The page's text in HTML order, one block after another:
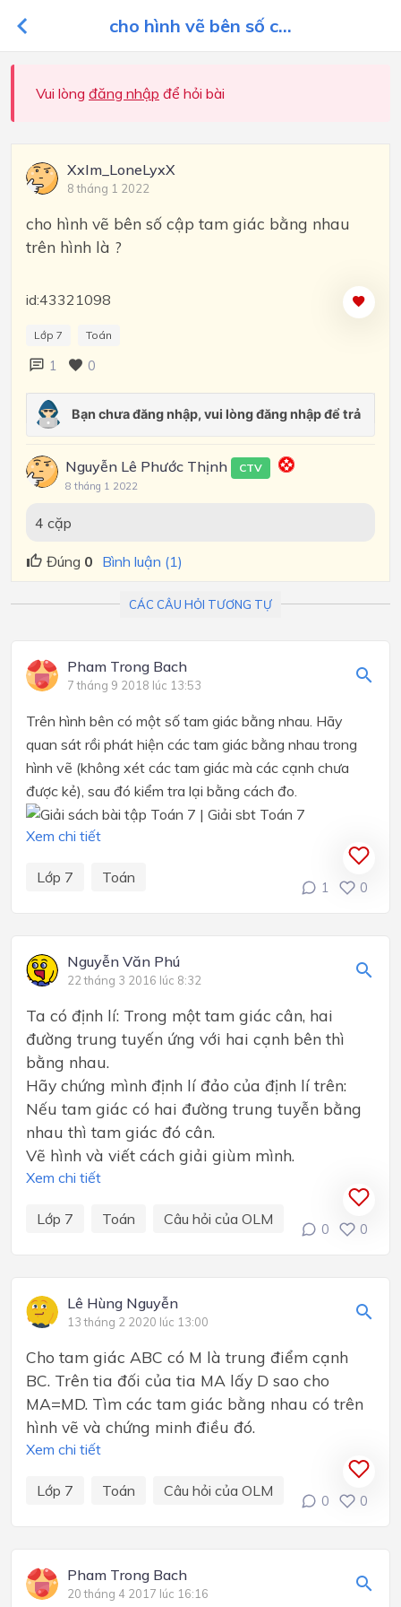
cho hình vẽ bên số c...
Vui lòng đăng nhập để hỏi bài
XxIm_LoneLyxX
8 tháng 1 2022
cho hình vẽ bên số cập tam giác bằng nhau
trên hình là ?
id:43321098
Lớp 7 Toán
1 0
Nguyễn Lê Phước Thịnh CTV
8 tháng 1 2022
4 cặp
Đúng 0 Bình luận (1)
CÁC CÂU HỎI TƯƠNG TỰ
Pham Trong Bach
7 tháng 9 2018 lúc 13:53
Trên hình bên có một số tam giác bằng nhau. Hãy
quan sát rồi phát hiện các tam giác bằng nhau trong
hình vẽ (không xét các tam giác mà các cạnh chưa
được kẻ), sau đó kiểm tra lại bằng cách đo.
Xem chi tiết
Lớp 7 Toán
1 0
Nguyễn Văn Phú
22 tháng 3 2016 lúc 8:32
Ta có định lí: Trong một tam giác cân, hai
đường trung tuyến ứng với hai cạnh bên thì
bằng nhau.
Hãy chứng mình định lí đảo của định lí trên:
Nếu tam giác có hai đường trung tuyễn bằng
nhau thì tam giác đó cân.
Vẽ hình và viết cách giải giùm mình.
Xem chi tiết
Lớp 7 Toán Câu hỏi của OLM
0 0
Lê Hùng Nguyễn
13 tháng 2 2020 lúc 13:00
Cho tam giác ABC có M là trung điểm cạnh
BC. Trên tia đối của tia MA lấy D sao cho
MA=MD. Tìm các tam giác bằng nhau có trên
hình vẽ và chứng minh điều đó.
Xem chi tiết
Lớp 7 Toán Câu hỏi của OLM
0 0
Pham Trong Bach
20 tháng 4 2017 lúc 16:16